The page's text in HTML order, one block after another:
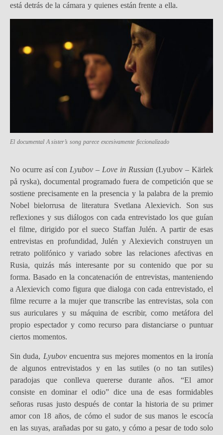
está detrás de la cámara y quienes están frente a ella.
El documentalA sister’s song parece excesivamente ficcionalizado
No ocurre así con Lyubov – Love in Russian (Lyubov – Kärlek
på ryska), documental programado fuera de competición que se
sostiene precisamente en la presencia y la palabra de la premio
Nobel bielorrusa de literatura Svetlana Alexievich. Son sus
reflexiones y sus diálogos con cada entrevistado los que guían
el filme, dirigido por el sueco Staffan Julén. A partir de esas
entrevistas en profundidad, Julén y Alexievich construyen un
retrato polifónico y variado sobre las relaciones afectivas en
Rusia, quizás más interesante por su contenido que por su
forma. Basado en la concatenación de entrevistas, manteniendo
a Alexievich como figura que dialoga con cada entrevistado, el
filme recurre a la mujer que transcribe las entrevistas, sola con
sus auriculares y su máquina de escribir, como metáfora del
propio espectador y como recurso para distanciarse o puntuar
ciertos momentos.
Sin duda, Lyubovencuentra sus mejores momentos en la ironía
de algunos entrevistados y en las sutiles (o no tan sutiles)
paradojas que conlleva quererse durante años. “El amor
consiste en dominar el odio” dice una de esas formidables
señoras rusas justo después de contar la historia de su primer
amor con 18 años, de cómo el sudor de sus manos le escocía
en las suyas, arañadas por su gato, y cómo a pesar de todo solo